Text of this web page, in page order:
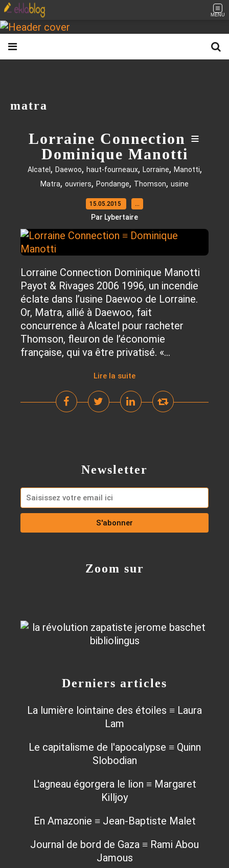
MENU
matra
Lorraine Connection ≡
Dominique Manotti
Alcatel , Daewoo, haut-fourneaux, Lorraine, Manotti,
Matra, ouvriers, Pondange, Thomson, usine
15.05.2015 …
Par Lybertaire
Lorraine Connection Dominique Manotti
Payot & Rivages 2006 1996, un incendie
éclate dans l’usine Daewoo de Lorraine.
Or, Matra, allié à Daewoo, fait
concurrence à Alcatel pour racheter
Thomson, fleuron de l’économie
française, qui va être privatisé. «...
Lire la suite
Newsletter
Derniers articles
La lumière lointaine des étoiles ≡ Laura
Lam
Le capitalisme de l'apocalypse ≡ Quinn
Slobodian
L'agneau égorgera le lion ≡ Margaret
Killjoy
En Amazonie ≡ Jean-Baptiste Malet
Journal de bord de Gaza ≡ Rami Abou
Jamous
Zoom sur